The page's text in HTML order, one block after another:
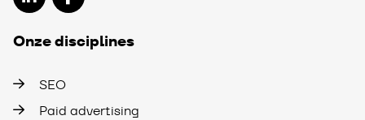
Onze disciplines
SEO
Paid advertising